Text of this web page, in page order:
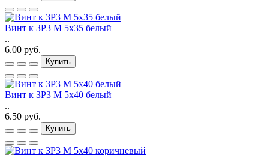
Винт к ЗР3 М 5х35 белый
..
6.00 руб.
Купить
Винт к ЗР3 М 5х40 белый
..
6.50 руб.
Купить